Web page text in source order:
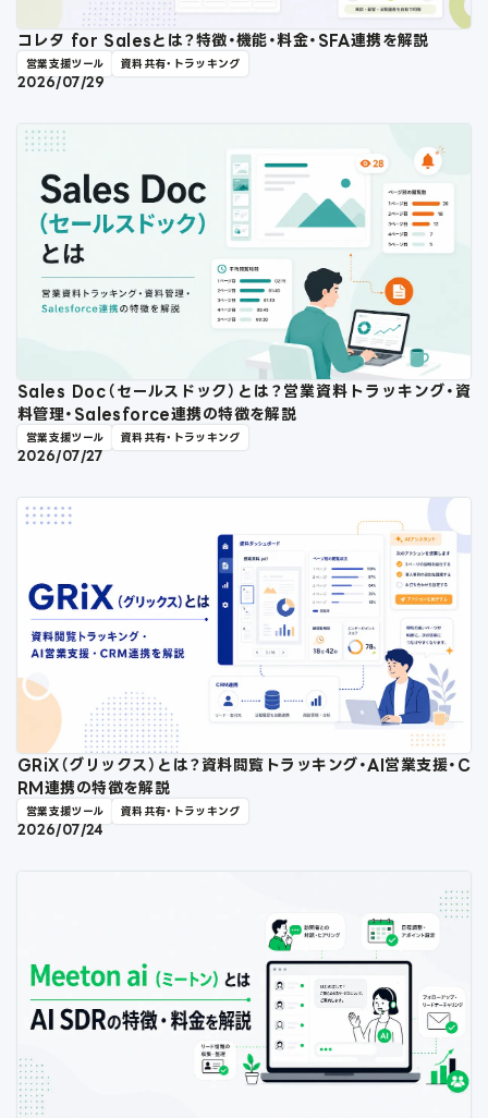
コレタ for Salesとは？特徴・機能・料金・SFA連携を解説
営業支援ツール 資料共有・トラッキング
2026/07/29
Sales Doc（セールスドック）とは？営業資料トラッキング・資
料管理・Salesforce連携の特徴を解説
営業支援ツール 資料共有・トラッキング
2026/07/27
GRiX（グリックス）とは？資料閲覧トラッキング・AI営業支援・C
RM連携の特徴を解説
営業支援ツール 資料共有・トラッキング
2026/07/24